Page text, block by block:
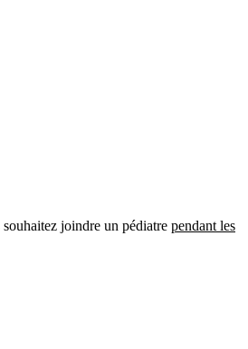
joindre un pédiatre pendant les